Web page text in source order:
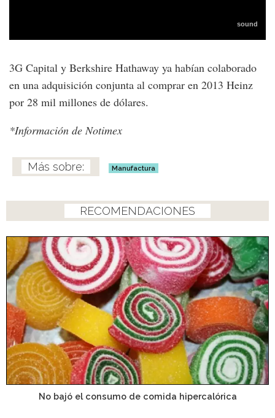
3G Capital y Berkshire Hathaway ya habían colaborado
en una adquisición conjunta al comprar en 2013 Heinz
por 28 mil millones de dólares.
*Información de Notimex
Manufactura
RECOMENDACIONES
No bajó el consumo de comida hipercalórica